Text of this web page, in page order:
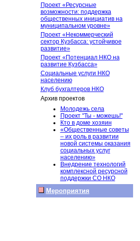
Проект «Ресурсные
возможности: поддержка
общественных инициатив на
муниципальном уровне»
Проект «Некоммерческий
сектор Кузбасса: устойчивое
развитие»
Проект «Потенциал НКО на
развитие Кузбасса»
Социальные услуги НКО
населению
Клуб бухгалтеров НКО
Архив проектов
Молодежь села
Проект "Ты - можешь!"
Кто в доме хозяин
«Общественные советы
– их роль в развитии
новой системы оказания
социальных услуг
населению»
Внедрение технологий
комплексной ресурсной
поддержки СО НКО
Мероприятия